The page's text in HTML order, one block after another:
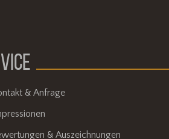
& Anfrage
& Auszeichnungen